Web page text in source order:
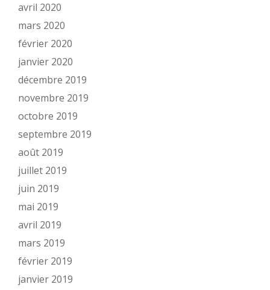
avril 2020
mars 2020
février 2020
janvier 2020
décembre 2019
novembre 2019
octobre 2019
septembre 2019
août 2019
juillet 2019
juin 2019
mai 2019
avril 2019
mars 2019
février 2019
janvier 2019